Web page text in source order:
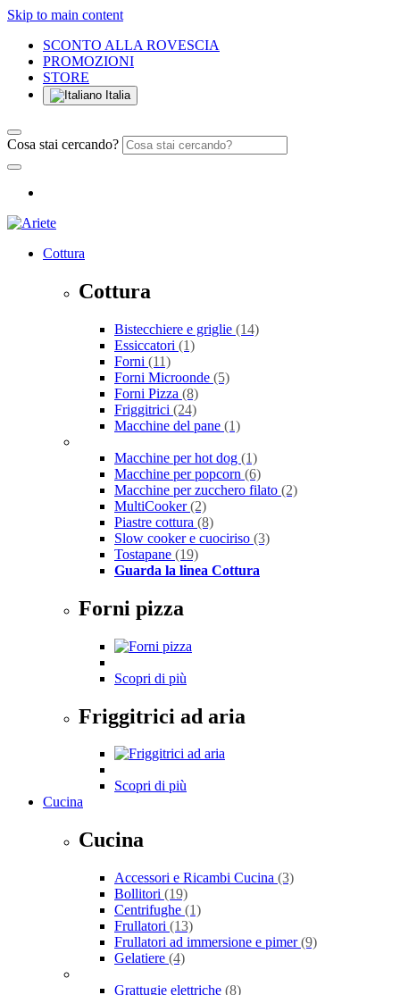
Skip to main content
SCONTO ALLA ROVESCIA
PROMOZIONI
STORE
Italia
Cosa stai cercando?
Cottura
Cottura
Bistecchiere e griglie (14)
Essiccatori (1)
Forni (11)
Forni Microonde (5)
Forni Pizza (8)
Friggitrici (24)
Macchine del pane (1)
Macchine per hot dog (1)
Macchine per popcorn (6)
Macchine per zucchero filato (2)
MultiCooker(2)
Piastre cottura (8)
Slow cooker e cuociriso (3)
Tostapane (19)
Guarda la linea Cottura
Forni pizza
Scopri di più
Friggitrici ad aria
Scopri di più
Cucina
Cucina
Accessori e Ricambi Cucina (3)
Bollitori (19)
Centrifughe (1)
Frullatori (13)
Frullatori ad immersione e pimer(9)
Gelatiere (4)
Grattugie elettriche (8)